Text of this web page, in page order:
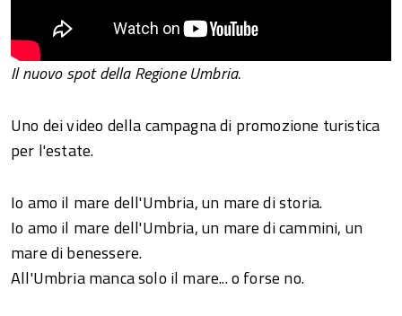
Il nuovo spot della Regione Umbria.
Uno dei video della campagna di promozione turistica
per l'estate.
Io amo il mare dell'Umbria, un mare di storia.
Io amo il mare dell'Umbria, un mare di cammini, un
mare di benessere.
All'Umbria manca solo il mare... o forse no.